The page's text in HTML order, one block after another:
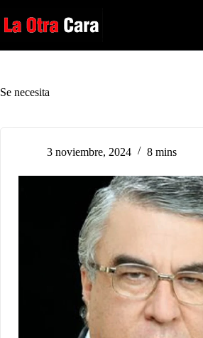
al
contenido
Se necesita
3 noviembre, 2024 8 mins